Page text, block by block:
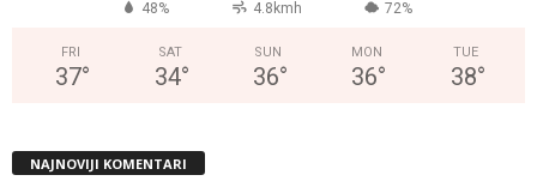
48% 4.8kmh 72%
FRI
37°
SAT
34°
SUN
36°
MON
36°
TUE
38°
NAJNOVIJI KOMENTARI